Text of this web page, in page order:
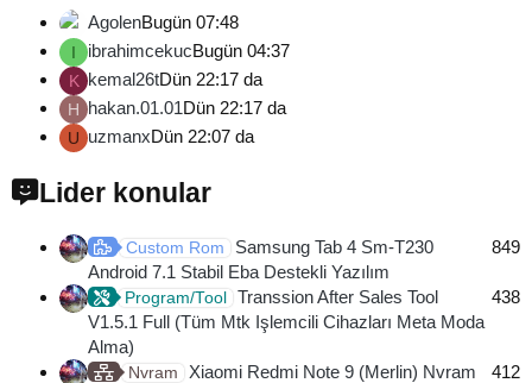
AgolenBugün 07:48
I ibrahimcekucBugün 04:37
K kemal26tDün 22:17 da
H hakan.01.01Dün 22:17 da
U uzmanxDün 22:07 da
Lider konular
Custom Rom
Samsung Tab 4 Sm-T230
Android 7.1 Stabil Eba Destekli Yazılım
849
Program/Tool Transsion After Sales Tool
V1.5.1 Full (Tüm Mtk Işlemcili Cihazları Meta Moda
Alma)
438
Nvram
Xiaomi Redmi Note 9 (Merlin) Nvram
412